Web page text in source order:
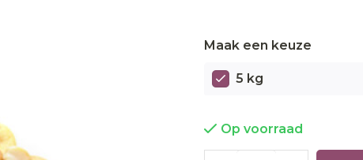
Maak een keuze
5 kg
Op voorraad